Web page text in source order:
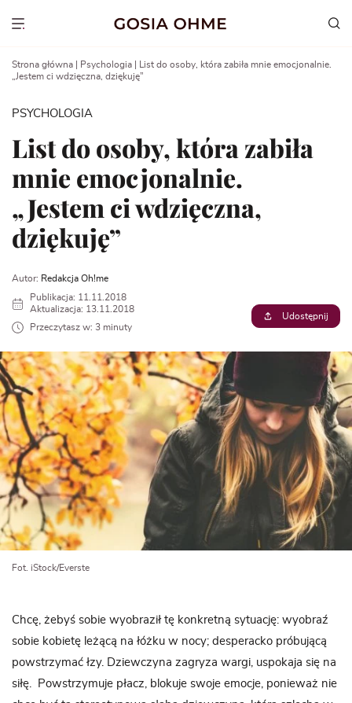
Show menu
Strona główna Psychologia
List do osoby, która zabiła mnie emocjonalnie.
„Jestem ci wdzięczna, dziękuję”
PSYCHOLOGIA
List do osoby, która zabiła
mnie emocjonalnie.
„Jestem ci wdzięczna,
dziękuję”
Autor: Redakcja Oh!me
Publikacja: 11.11.2018
Aktualizacja: 13.11.2018
Przeczytasz w: 3 minuty
Udostępnij
Fot. iStock/Everste
Chcę, żebyś sobie wyobraził tę konkretną sytuację: wyobraź
sobie kobietę leżącą na łóżku w nocy; desperacko próbującą
powstrzymać łzy. Dziewczyna zagryza wargi, uspokaja się na
siłę.
Powstrzymuje płacz, blokuje swoje emocje, ponieważ nie